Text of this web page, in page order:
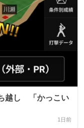
越し 「かっこい
1日前